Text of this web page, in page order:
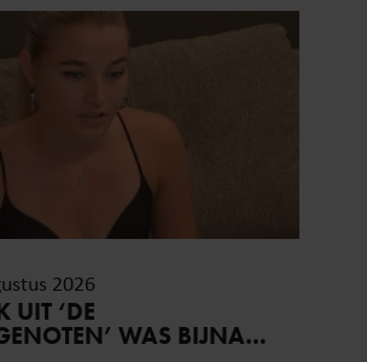
2026
UIT ‘DE
WAS BIJNA